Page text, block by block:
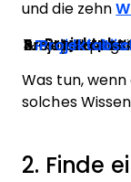
und die zehn
1.
2.
3.
4. Projektüberwachung & -steuerung
5.
Was tun,
solches
2. Finde